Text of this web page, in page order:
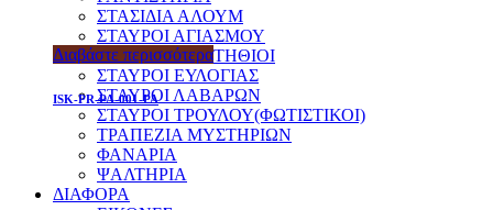
ΣΤΑΣΙΔΙΑ ΑΛΟΥΜ
ΣΤΑΥΡΟΙ ΑΓΙΑΣΜΟΥ
ΣΤΑΥΡΟΙ ΕΠΙΣΤΗΘΙΟΙ
ΣΤΑΥΡΟΙ ΕΥΛΟΓΙΑΣ
ΣΤΑΥΡΟΙ ΛΑΒΑΡΩΝ
ΣΤΑΥΡΟΙ ΤΡΟΥΛΟΥ(ΦΩΤΙΣΤΙΚΟΙ)
ΤΡΑΠΕΖΙΑ ΜΥΣΤΗΡΙΩΝ
ΦΑΝΑΡΙΑ
ΨΑΛΤΗΡΙΑ
ΔΙΑΦΟΡΑ
Διαβάστε περισσότερα
ISK-PR-PA-001-PA